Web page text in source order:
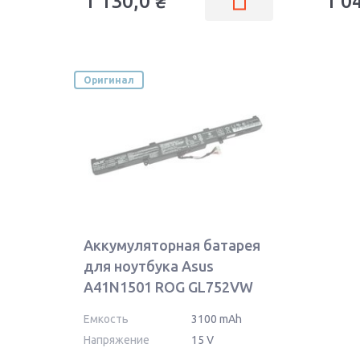
Оригинал
Аккумуляторная батарея
для ноутбука Asus
A41N1501 ROG GL752VW
Емкость
3100 mAh
Напряжение
15 V